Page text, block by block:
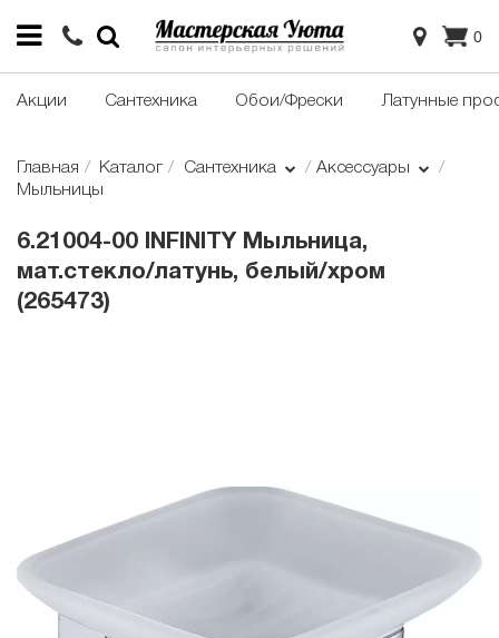
0
Акции Сантехника Обои/Фрески Латунные
Главная Каталог Сантехника
Аксессуары
Мыльницы
6.21004-00 INFINITY Мыльница,
мат.стекло/латунь, белый/хром
(265473)